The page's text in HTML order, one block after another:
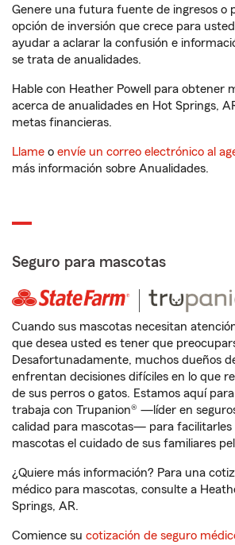
Genere una futura fuente de ingresos o
opción de inversión que crece para
ayudar a aclarar la confusión e
se trata de anualidades.
Hable con Heather Powell para obtener
acerca de anualidades en Hot Springs,
metas financieras.
Llame o envíe un correo electrónico al
más información sobre Anualidades.
Seguro para mascotas
Cuando sus mascotas necesitan
que desea usted es tener que
Desafortunadamente, muchos dueños
enfrentan decisiones difíciles en lo que
de sus perros o gatos. Estamos aquí
trabaja con Trupanion® —líder en
calidad para mascotas— para facilitarles
mascotas el cuidado de sus familiares
¿Quiere más información? Para una
médico para mascotas, consulte a
Springs, AR.
Comience su cotización de seguro